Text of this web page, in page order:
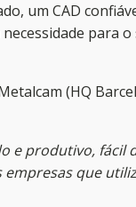
um CAD
para
(HQ
e produtivo, fácil
que